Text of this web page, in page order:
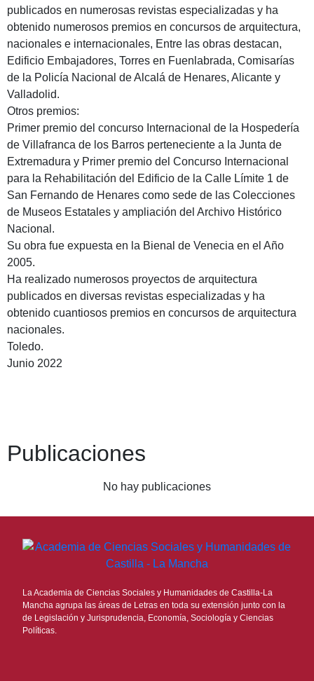
publicados en numerosas revistas especializadas y ha
obtenido numerosos premios en concursos de arquitectura,
nacionales e internacionales, Entre las obras destacan,
Edificio Embajadores, Torres en Fuenlabrada, Comisarías
de la Policía Nacional de Alcalá de Henares, Alicante y
Valladolid.
Otros premios:
Primer premio del concurso Internacional de la Hospedería
de Villafranca de los Barros perteneciente a la Junta de
Extremadura y Primer premio del Concurso Internacional
para la Rehabilitación del Edificio de la Calle Límite 1 de
San Fernando de Henares como sede de las Colecciones
de Museos Estatales y ampliación del Archivo Histórico
Nacional.
Su obra fue expuesta en la Bienal de Venecia en el Año
2005.
Ha realizado numerosos proyectos de arquitectura
publicados en diversas revistas especializadas y ha
obtenido cuantiosos premios en concursos de arquitectura
nacionales.
Toledo.
Junio 2022
Publicaciones
No hay publicaciones
La Academia de Ciencias Sociales y Humanidades de Castilla-La
Mancha agrupa las áreas de Letras en toda su extensión junto con la
de Legislación y Jurisprudencia, Economía, Sociología y Ciencias
Políticas.